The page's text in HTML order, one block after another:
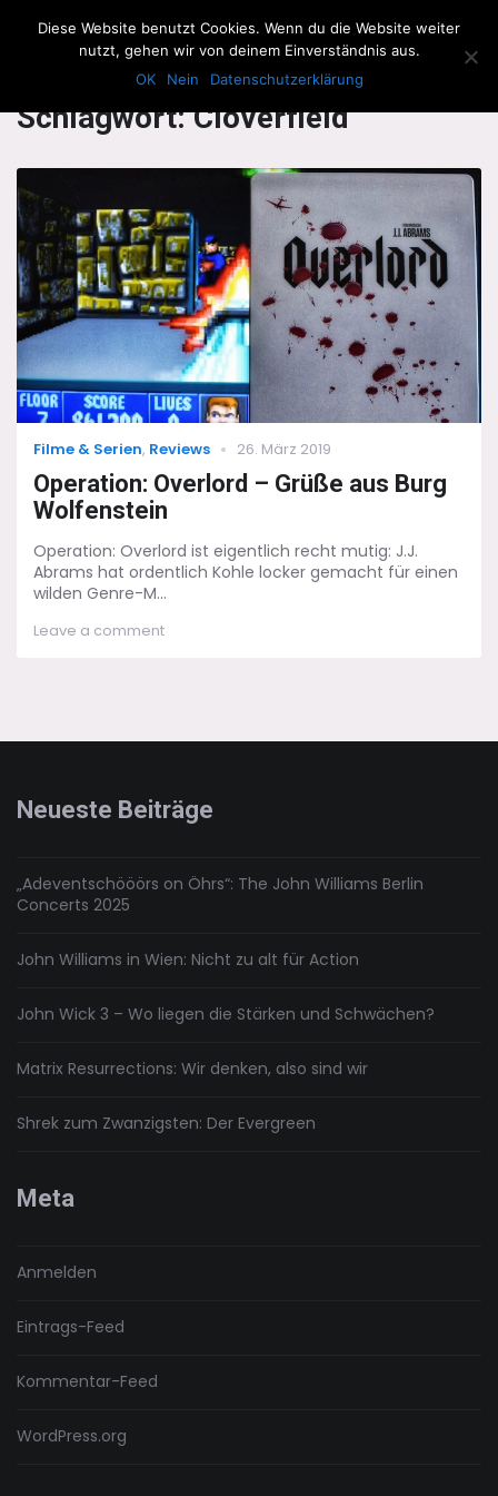
The Howling Men
Schlagwort:Cloverfield
Categories
Filme & Serien, Reviews
Posted
on
26. März 2019
Operation: Overlord – Grüße aus Burg
Wolfenstein
Operation: Overlord ist eigentlich recht mutig: J.J.
Abrams hat ordentlich Kohle locker gemacht für einen
wilden Genre-M...
Leave a commenton
Neueste Beiträge
„Adeventschööörs on Öhrs“: The John Williams Berlin
Concerts 2025
John Williams in Wien: Nicht zu alt für Action
John Wick 3 – Wo liegen die Stärken und Schwächen?
Matrix Resurrections: Wir denken, also sind wir
Shrek zum Zwanzigsten: Der Evergreen
Meta
Anmelden
Eintrags-Feed
Kommentar-Feed
WordPress.org
Diese Website benutzt Cookies. Wenn du die Website weiter
nutzt, gehen wir von deinem Einverständnis aus.
OK
Nein Datenschutzerklärung